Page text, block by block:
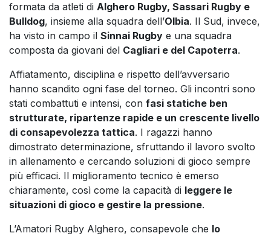
formata da atleti di Alghero Rugby, Sassari Rugby e
Bulldog, insieme alla squadra dell’Olbia. Il Sud, invece,
ha visto in campo il Sinnai Rugby e una squadra
composta da giovani del Cagliari e del Capoterra.
Affiatamento, disciplina e rispetto dell’avversario
hanno scandito ogni fase del torneo. Gli incontri sono
stati combattuti e intensi, con fasi statiche ben
strutturate, ripartenze rapide e un crescente livello
di consapevolezza tattica. I ragazzi hanno
dimostrato determinazione, sfruttando il lavoro svolto
in allenamento e cercando soluzioni di gioco sempre
più efficaci. Il miglioramento tecnico è emerso
chiaramente, così come la capacità di leggere le
situazioni di gioco e gestire la pressione.
L’Amatori Rugby Alghero, consapevole che lo